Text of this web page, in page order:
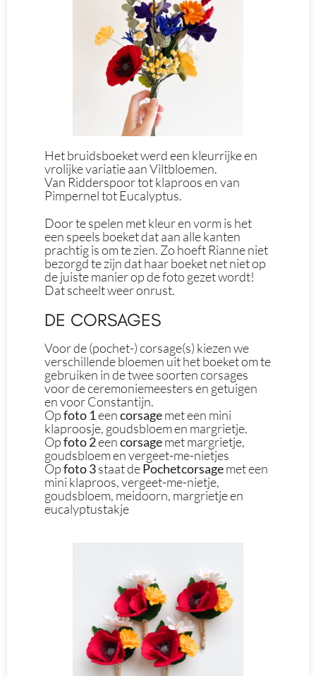
Het bruidsboeket werd een kleurrijke en
vrolijke variatie aan Viltbloemen.
Van Ridderspoor tot klaproos en van
Pimpernel tot Eucalyptus.
Door te spelen met kleur en vorm is het
een speels boeket dat aan alle kanten
prachtig is om te zien. Zo hoeft Rianne niet
bezorgd te zijn dat haar boeket net niet op
de juiste manier op de foto gezet wordt!
Dat scheelt weer onrust.
DE CORSAGES
Voor de (pochet-) corsage(s) kiezen we
verschillende bloemen uit het boeket om te
gebruiken in de twee soorten corsages
voor de ceremoniemeesters en getuigen
en voor Constantijn.
Opfoto 1eencorsagemet een mini
klaproosje, goudsbloem en margrietje.
Opfoto 2eencorsagemet margrietje,
goudsbloem en vergeet-me-nietjes
Opfoto 3staat dePochetcorsagemet een
mini klaproos, vergeet-me-nietje,
goudsbloem, meidoorn, margrietje en
eucalyptustakje